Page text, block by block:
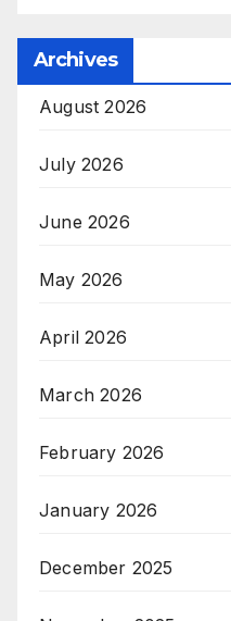
Archives
August 2026
July 2026
June 2026
May 2026
April 2026
March 2026
February 2026
January 2026
December 2025